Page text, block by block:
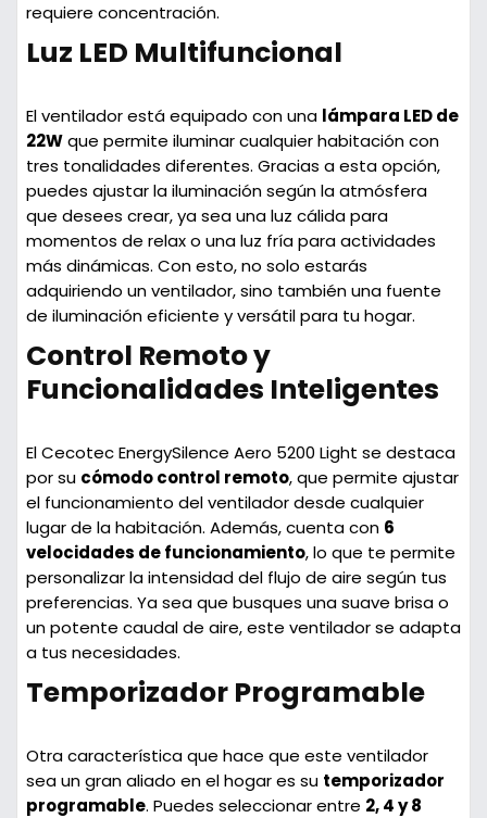
requiere concentración.
Luz LED Multifuncional
El ventilador está equipado con una lámpara LED de
22Wque permite iluminar cualquier habitación con
tres tonalidades diferentes. Gracias a esta opción,
puedes ajustar la iluminación según la atmósfera
que desees crear, ya sea una luz cálida para
momentos de relax o una luz fría para actividades
más dinámicas. Con esto, no solo estarás
adquiriendo un ventilador, sino también una fuente
de iluminación eficiente y versátil para tu hogar.
Control Remoto y
Funcionalidades Inteligentes
El Cecotec EnergySilence Aero 5200 Light se destaca
por su cómodo control remoto, que permite ajustar
el funcionamiento del ventilador desde cualquier
lugar de la habitación. Además, cuenta con 6
velocidades de funcionamiento, lo que te permite
personalizar la intensidad del flujo de aire según tus
preferencias. Ya sea que busques una suave brisa o
un potente caudal de aire, este ventilador se adapta
a tus necesidades.
Temporizador Programable
Otra característica que hace que este ventilador
sea un gran aliado en el hogar es su temporizador
programable. Puedes seleccionar entre 2, 4 y 8